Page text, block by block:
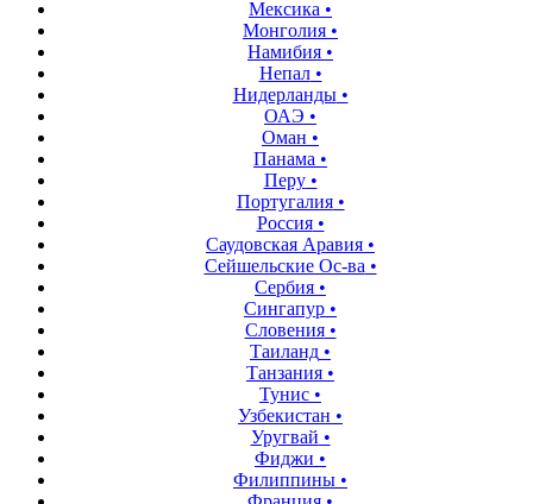
Мексика •
Монголия •
Намибия •
Непал•
Нидерланды•
ОАЭ •
Оман •
Панама •
Перу•
Португалия•
Россия•
Саудовская Аравия •
Сейшельские Оc-ва •
Сербия •
Сингапур •
Словения•
Таиланд •
Танзания •
Тунис •
Узбекистан •
Уругвай •
Фиджи •
Филиппины •